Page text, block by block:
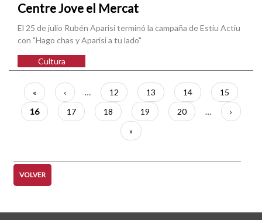
Centre Jove el Mercat
El 25 de julio Rubén Aparisi terminó la campaña de Estiu Actiu
con "Hago chas y Aparisi a tu lado"
Cultura
Paginación
Primera
página
«
Página
anterior
‹ … Página
12 Página
13 Página
14 Página
15
Página
actual
16 Página
17 Página
18 Página
19 Página
20 …
página
›
Última
página
»
VOLVER